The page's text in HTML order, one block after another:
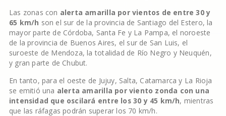
Las zonas con alerta amarilla por vientos de entre 30 y
65 km/h son el sur de la provincia de Santiago del Estero, la
mayor parte de Córdoba, Santa Fe y La Pampa, el noroeste
de la provincia de Buenos Aires, el sur de San Luis, el
suroeste de Mendoza, la totalidad de Río Negro y Neuquén,
y gran parte de Chubut.
En tanto, para el oeste de Jujuy, Salta, Catamarca y La Rioja
se emitió una alerta amarilla por viento zonda con una
intensidad que oscilará entre los 30 y 45 km/h, mientras
que las ráfagas podrán superar los 70 km/h.